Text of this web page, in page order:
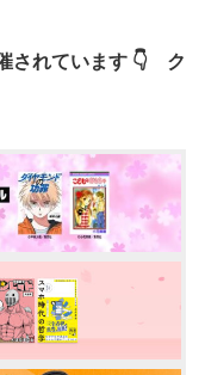
されています 👇 ク